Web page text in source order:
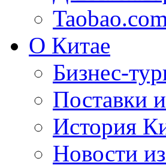
О Китае
Бизнес-
Поставки
История
Новости